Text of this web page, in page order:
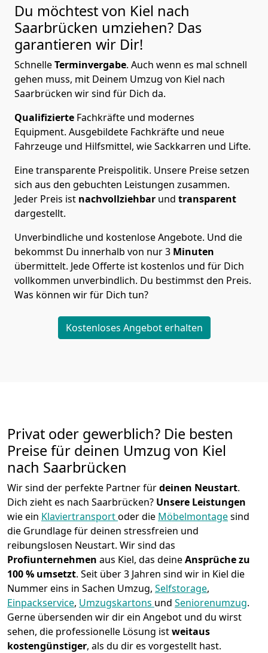
Du möchtest von Kiel nach
Saarbrücken umziehen? Das
garantieren wir Dir!
SchnelleTerminvergabe. Auch wenn es mal schnell
gehen muss, mit Deinem Umzug von Kiel nach
Saarbrücken wir sind für Dich da.
Qualifizierte Fachkräfte und modernes
Equipment. Ausgebildete Fachkräfte und neue
Fahrzeuge und Hilfsmittel, wie Sackkarren und Lifte.
Eine transparente Preispolitik. Unsere Preise setzen
sich aus den gebuchten Leistungen zusammen.
Jeder Preis ist nachvollziehbar und transparent
dargestellt.
Unverbindliche und kostenlose Angebote. Und die
bekommst Du innerhalb von nur3 Minuten
übermittelt. Jede Offerte ist kostenlos und für Dich
vollkommen unverbindlich. Du bestimmst den Preis.
Was können wir für Dich tun?
Kostenloses Angebot erhalten
Privat oder gewerblich? Die besten
Preise für deinen Umzug von Kiel
nach Saarbrücken
Wir sind der perfekte Partner fürdeinen Neustart.
Dich zieht es nach Saarbrücken? Unsere Leistungen
wie ein Klaviertransportoder die Möbelmontagesind
die Grundlage für deinen stressfreien und
reibungslosen Neustart. Wir sind das
Profiunternehmen aus Kiel, das deineAnsprüche zu
100 % umsetzt. Seit über 3 Jahren sind wir in Kiel die
Nummer eins in Sachen Umzug, Selfstorage,
Einpackservice, Umzugskartons und Seniorenumzug.
Gerne übersenden wir dir ein Angebot und du wirst
sehen, die professionelle Lösung istweitaus
kostengünstiger, als du dir es vorgestellt hast.